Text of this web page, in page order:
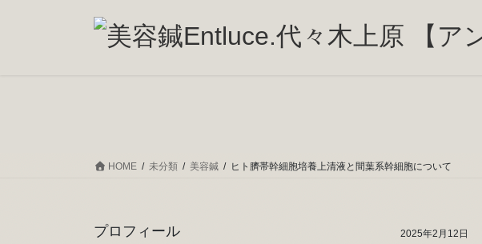
HOME 未分類 美容鍼 ヒト臍帯幹細胞培養上清液と間葉系幹細胞について
2025年2月12日
プロフィール